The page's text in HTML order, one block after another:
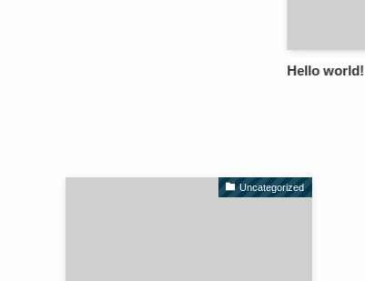
Hello world!
Uncategorized